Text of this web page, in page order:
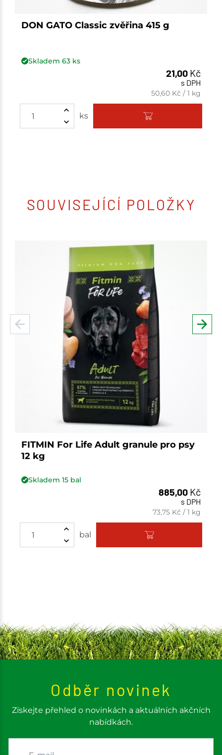
DON GATO Classic zvěřina 415 g
Skladem 63ks
21,00 Kč
s DPH
50,60 Kč /1 kg
ks Množství
SOUVISEJÍCÍ POLOŽKY
FITMIN For Life Adult granule pro psy
12 kg
Skladem 15bal
885,00 Kč
s DPH
73,75 Kč /1 kg
bal Množství
Odběr novinek
Získejte přehled o novinkách a aktuálních akčních
nabídkách.